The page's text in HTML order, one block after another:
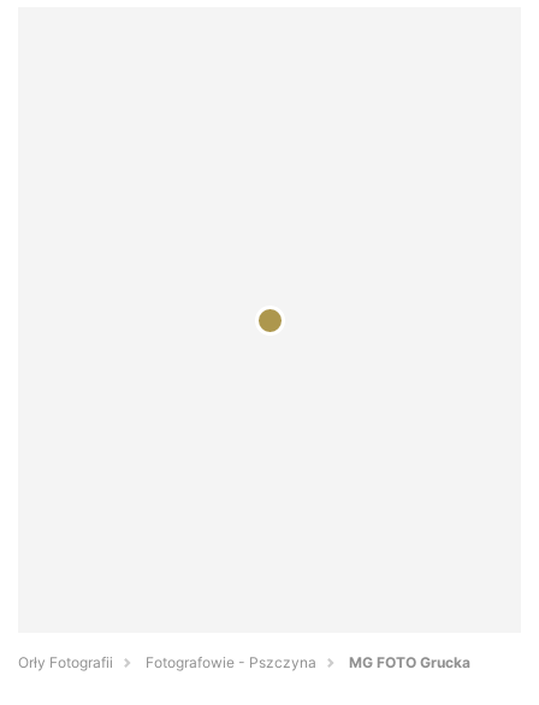
Orły Fotografii Fotografowie - Pszczyna MG FOTO Grucka